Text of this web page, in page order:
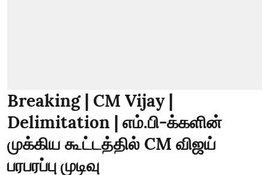
Breaking | CM Vijay |
Delimitation | எம்.பி-க்களின்
முக்கிய கூட்டத்தில் CM விஜய்
பரபரப்பு முடிவு